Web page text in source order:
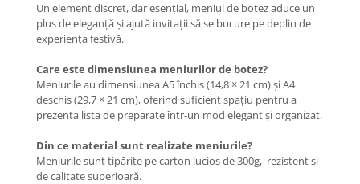
Un element discret, dar esențial, meniul de botez aduce un
plus de eleganță și ajută invitații să se bucure pe deplin de
experiența festivă.
Care este dimensiunea meniurilor de botez?
Meniurile au dimensiunea A5 închis (14,8 × 21 cm) și A4
deschis (29,7 × 21 cm), oferind suficient spațiu pentru a
prezenta lista de preparate într-un mod elegant și organizat.
Din ce material sunt realizate meniurile?
Meniurile sunt tipărite pe carton lucios de 300g, rezistent și
de calitate superioară.